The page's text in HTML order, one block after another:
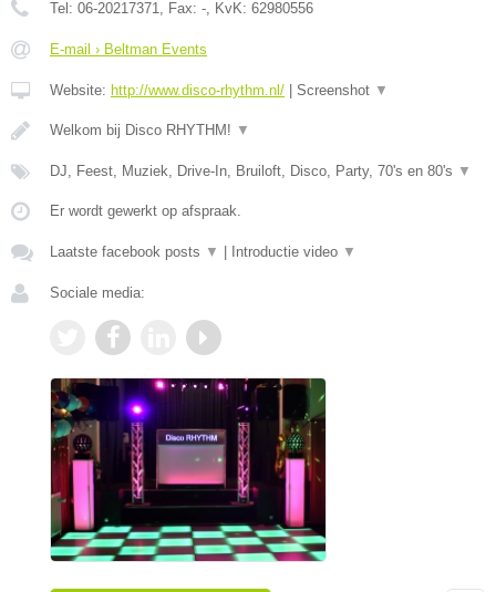
Tel: 06-20217371 , Fax: - , KvK: 62980556
E-mail › Beltman Events
Website: http://www.disco-rhythm.nl/ Screenshot ▼
Welkom bij Disco RHYTHM! ▼
DJ, Feest, Muziek, Drive-In, Bruiloft, Disco, Party, 70's en 80's ▼
Er wordt gewerkt op afspraak.
Laatste facebook posts ▼ Introductie video ▼
Sociale media: